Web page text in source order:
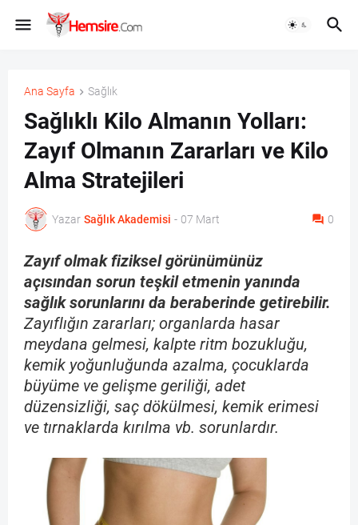
Ana Sayfa Sağlık
Sağlıklı Kilo Almanın Yolları:
Zayıf Olmanın Zararları ve Kilo
Alma Stratejileri
Yazar Sağlık Akademisi - 07 Mart 0
Zayıf olmak fiziksel görünümünüz
açısından sorun teşkil etmenin yanında
sağlık sorunlarını da beraberinde getirebilir.
Zayıflığın zararları; organlarda hasar
meydana gelmesi, kalpte ritm bozukluğu,
kemik yoğunluğunda azalma, çocuklarda
büyüme ve gelişme geriliği, adet
düzensizliği, saç dökülmesi, kemik erimesi
ve tırnaklarda kırılma vb. sorunlardır.